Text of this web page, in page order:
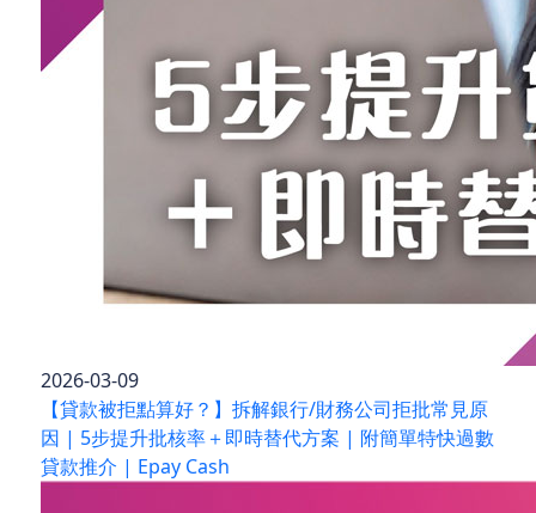
2026-03-09
【貸款被拒點算好？】拆解銀行/財務公司拒批常見原
因 | 5步提升批核率＋即時替代方案 | 附簡單特快過數
貸款推介 | Epay Cash